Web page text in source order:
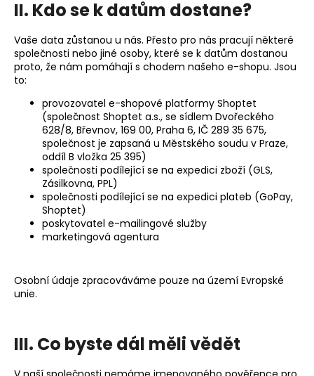
II. Kdo se k datům dostane?
Vaše data zůstanou u nás. Přesto pro nás pracují některé
společnosti nebo jiné osoby, které se k datům dostanou
proto, že nám pomáhají s chodem našeho e-shopu. Jsou
to:
provozovatel e-shopové platformy Shoptet
(společnost Shoptet a.s., se sídlem Dvořeckého
628/8, Břevnov, 169 00, Praha 6, IČ 289 35 675,
společnost je zapsaná u Městského soudu v Praze,
oddíl B vložka 25 395)
společnosti podílející se na expedici zboží (GLS,
Zásilkovna, PPL)
společnosti podílející se na expedici plateb (GoPay,
Shoptet)
poskytovatel e-mailingové služby
marketingová agentura
Osobní údaje zpracováváme pouze na území Evropské
unie.
III. Co byste dál měli vědět